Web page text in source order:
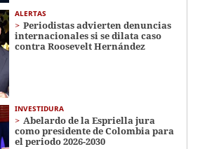
ALERTAS
Periodistas advierten denuncias
internacionales si se dilata caso
contra Roosevelt Hernández
INVESTIDURA
Abelardo de la Espriella jura
como presidente de Colombia para
el periodo 2026-2030